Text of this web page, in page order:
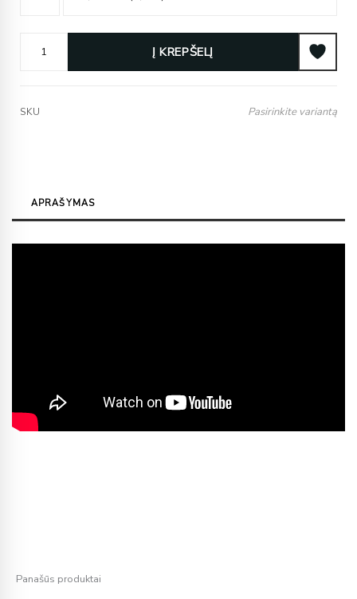
Į KREPŠELĮ
SKU Pasirinkite variantą
APRAŠYMAS
Panašūs produktai